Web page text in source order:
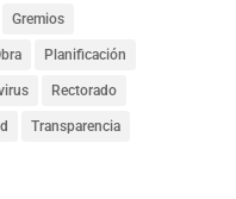
Gremios
Planificación
Rectorado
Transparencia